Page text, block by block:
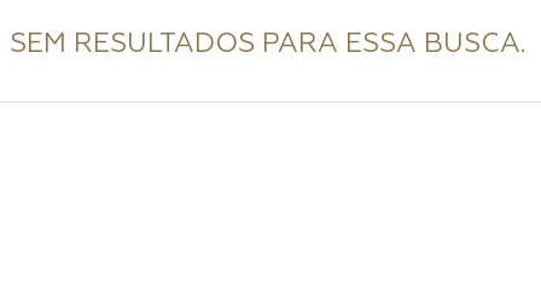
SEM RESULTADOS PARA ESSA BUSCA.